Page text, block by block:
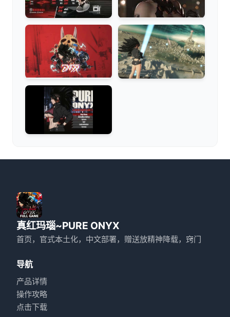
真红玛瑙~PURE ONYX
首页，官式本土化，中文部署，赠送放精神降载，窍门
导航
产品详情
操作攻略
点击下载